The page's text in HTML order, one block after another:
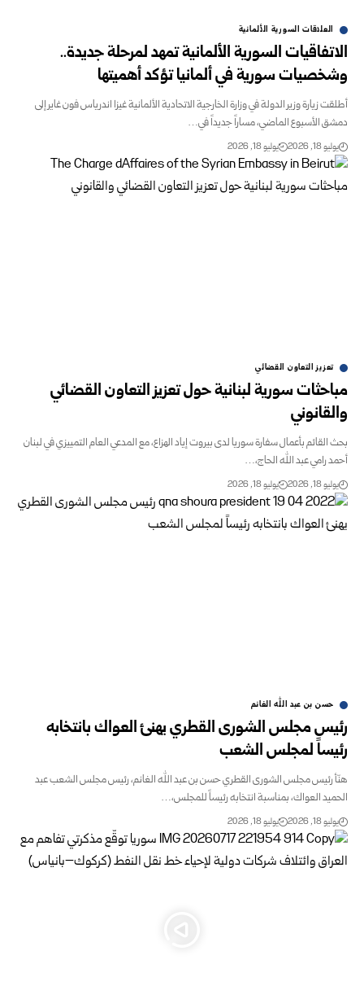
العلاقات السورية الألمانية
الاتفاقيات السورية الألمانية تمهد لمرحلة جديدة..
وشخصيات سورية في ألمانيا تؤكد أهميتها
أطلقت زيارة وزير الدولة في وزارة الخارجية الاتحادية الألمانية غيزا اندرياس فون غاير إلى
دمشق الأسبوع الماضي، مساراً جديداً في…
يوليو 18, 2026 يوليو 18, 2026
تعزيز التعاون القضائي
مباحثات سورية لبنانية حول تعزيز التعاون القضائي
والقانوني
بحث القائم بأعمال سفارة سوريا لدى بيروت إياد الهزاع، مع المدعي العام التمييزي في لبنان
أحمد رامي عبد الله الحاج،…
يوليو 18, 2026 يوليو 18, 2026
حسن بن عبد الله الغانم
رئيس مجلس الشورى القطري يهنئ العواك بانتخابه
رئيساً لمجلس الشعب
هنّأ رئيس مجلس الشورى القطري حسن بن عبد الله الغانم، رئيس مجلس الشعب‏ عبد
الحميد العواك، بمناسبة انتخابه رئيساً للمجلس،…
يوليو 18, 2026 يوليو 18, 2026